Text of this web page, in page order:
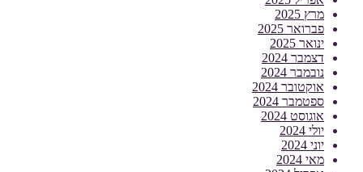
מרץ 2025
פברואר 2025
ינואר 2025
דצמבר 2024
נובמבר 2024
אוקטובר 2024
ספטמבר 2024
אוגוסט 2024
יולי 2024
יוני 2024
מאי 2024